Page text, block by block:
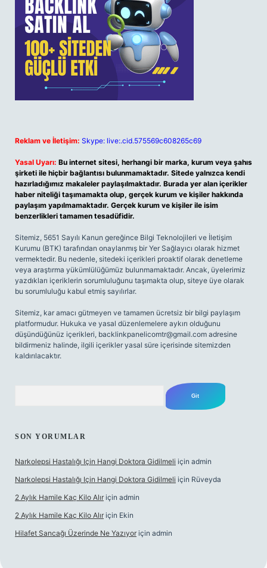
Reklam ve İletişim: Skype: live:.cid.575569c608265c69
Yasal Uyarı: Bu internet sitesi, herhangi bir marka, kurum veya şahıs
şirketi ile hiçbir bağlantısı bulunmamaktadır. Sitede yalnızca kendi
hazırladığımız makaleler paylaşılmaktadır. Burada yer alan içerikler
haber niteliği taşımamakta olup, gerçek kurum ve kişiler hakkında
paylaşım yapılmamaktadır. Gerçek kurum ve kişiler ile isim
benzerlikleri tamamen tesadüfidir.
Sitemiz, 5651 Sayılı Kanun gereğince Bilgi Teknolojileri ve İletişim
Kurumu (BTK) tarafından onaylanmış bir Yer Sağlayıcı olarak hizmet
vermektedir. Bu nedenle, sitedeki içerikleri proaktif olarak denetleme
veya araştırma yükümlülüğümüz bulunmamaktadır. Ancak, üyelerimiz
yazdıkları içeriklerin sorumluluğunu taşımakta olup, siteye üye olarak
bu sorumluluğu kabul etmiş sayılırlar.
Sitemiz, kar amacı gütmeyen ve tamamen ücretsiz bir bilgi paylaşım
platformudur. Hukuka ve yasal düzenlemelere aykırı olduğunu
düşündüğünüz içerikleri, backlinkpanelicomtr@gmail.com adresine
bildirmeniz halinde, ilgili içerikler yasal süre içerisinde sitemizden
kaldırılacaktır.
SON YORUMLAR
Narkolepsi Hastalığı Için Hangi Doktora Gidilmeli için admin
Narkolepsi Hastalığı Için Hangi Doktora Gidilmeli için Rüveyda
2 Aylık Hamile Kaç Kilo Alır için admin
2 Aylık Hamile Kaç Kilo Alır için Ekin
Hilafet Sancağı Üzerinde Ne Yazıyor için admin